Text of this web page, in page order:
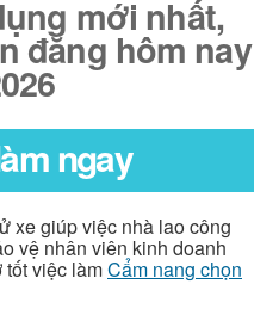
mới nhất,
đăng hôm nay
ngay
xe giúp việc nhà lao công
vệ nhân viên kinh doanh
tốt việc làmCẩm nang chọn